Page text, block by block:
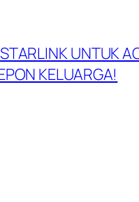
UNTUK
KELUARGA!